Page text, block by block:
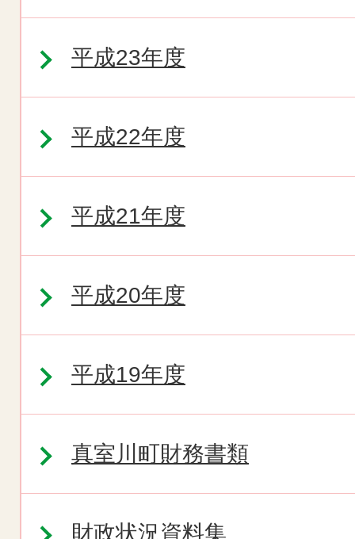
平成23年度
平成22年度
平成21年度
平成20年度
平成19年度
真室川町財務書類
財政状況資料集